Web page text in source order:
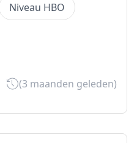
Niveau HBO
(3 maanden geleden)